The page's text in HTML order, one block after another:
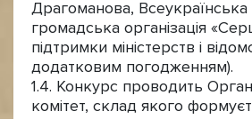
Драгоманова,
громадська організація
підтримки міністерств і
додатковим погодженням).
1.4. Конкурс проводить
комітет, склад якого